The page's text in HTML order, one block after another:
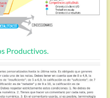
Productivos.